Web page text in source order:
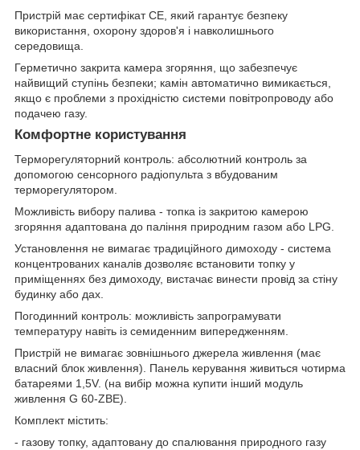
Пристрій має сертифікат СЕ, який гарантує безпеку
використання, охорону здоров'я і навколишнього
середовища.
Герметично закрита камера згоряння, що забезпечує
найвищий ступінь безпеки; камін автоматично вимикається,
якщо є проблеми з прохідністю системи повітропроводу або
подачею газу.
Комфортне користування
Терморегуляторний контроль: абсолютний контроль за
допомогою сенсорного радіопульта з вбудованим
терморегулятором.
Можливість вибору палива - топка із закритою камерою
згоряння адаптована до паління природним газом або LPG.
Установлення не вимагає традиційного димоходу - система
концентрованих каналів дозволяє встановити топку у
приміщеннях без димоходу, вистачає винести провід за стіну
будинку або дах.
Погодинний контроль: можливість запрограмувати
температуру навіть із семиденним випередженням.
Пристрій не вимагає зовнішнього джерела живлення (має
власний блок живлення). Панель керування живиться чотирма
батареями 1,5V. (на вибір можна купити інший модуль
живлення G 60-ZBE).
Комплект містить:
- газову топку, адаптовану до спалювання природного газу